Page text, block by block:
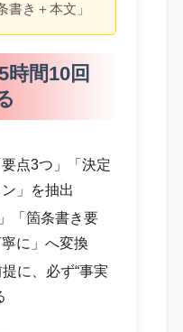
書き＋本文」
時間10回
点3つ」「決定
」を抽出
「箇条書き要
に」へ変換
に、必ず“事実